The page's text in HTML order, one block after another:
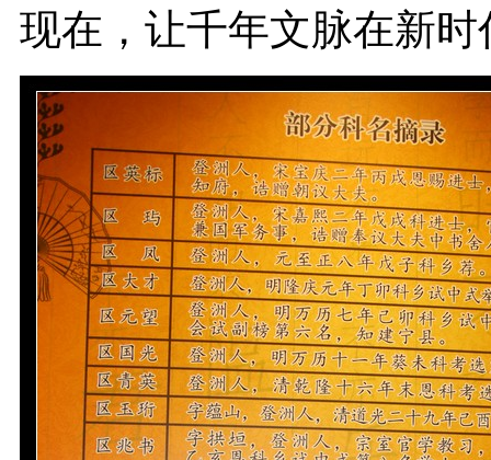
现在，让千年文脉在新